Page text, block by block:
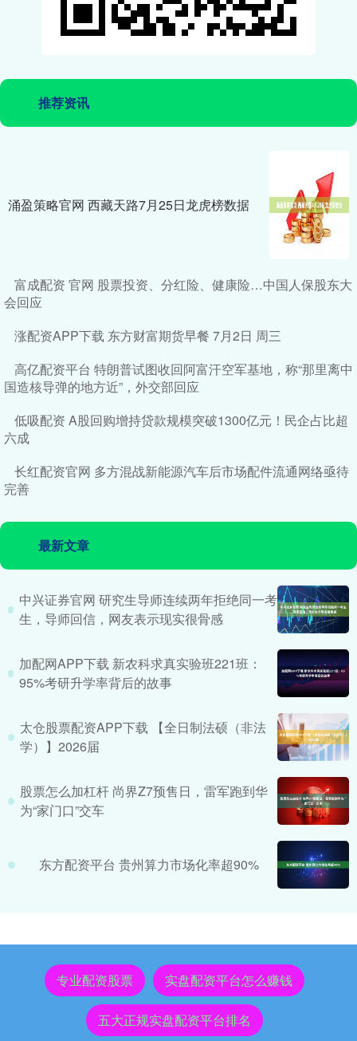
推荐资讯
涌盈策略官网 西藏天路7月25日龙虎榜数据
富成配资 官网 股票投资、分红险、健康险…中国人保股东大
会回应
涨配资APP下载 东方财富期货早餐 7月2日 周三
高亿配资平台 特朗普试图收回阿富汗空军基地，称“那里离中
国造核导弹的地方近”，外交部回应
低吸配资 A股回购增持贷款规模突破1300亿元！民企占比超
六成
长红配资官网 多方混战新能源汽车后市场配件流通网络亟待
完善
最新文章
中兴证券官网 研究生导师连续两年拒绝同一考
生，导师回信，网友表示现实很骨感
加配网APP下载 新农科求真实验班221班：
95%考研升学率背后的故事
太仓股票配资APP下载 【全日制法硕（非法
学）】2026届
股票怎么加杠杆 尚界Z7预售日，雷军跑到华
为“家门口”交车
东方配资平台 贵州算力市场化率超90%
专业配资股票 实盘配资平台怎么赚钱
五大正规实盘配资平台排名